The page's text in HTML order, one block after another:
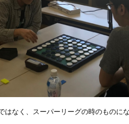
はなく、スーパーリーグの時のものに